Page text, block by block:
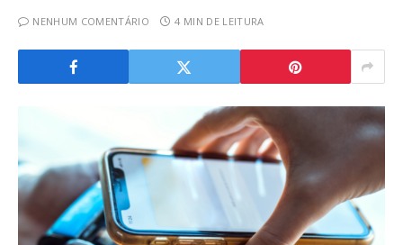
NENHUM COMENTÁRIO 4 MIN DE LEITURA